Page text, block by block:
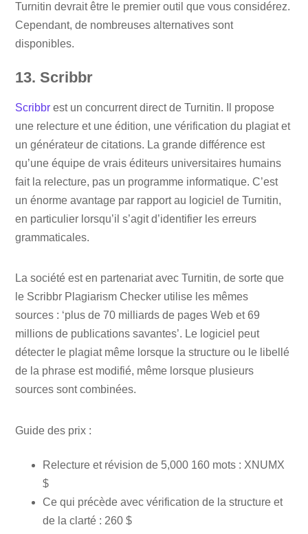
Turnitin devrait être le premier outil que vous considérez.
Cependant, de nombreuses alternatives sont
disponibles.
13. Scribbr
Scribbr est un concurrent direct de Turnitin. Il propose
une relecture et une édition, une vérification du plagiat et
un générateur de citations. La grande différence est
qu’une équipe de vrais éditeurs universitaires humains
fait la relecture, pas un programme informatique. C’est
un énorme avantage par rapport au logiciel de Turnitin,
en particulier lorsqu’il s’agit d’identifier les erreurs
grammaticales.
La société est en partenariat avec Turnitin, de sorte que
le Scribbr Plagiarism Checker utilise les mêmes
sources : ‘plus de 70 milliards de pages Web et 69
millions de publications savantes’. Le logiciel peut
détecter le plagiat même lorsque la structure ou le libellé
de la phrase est modifié, même lorsque plusieurs
sources sont combinées.
Guide des prix :
Relecture et révision de 5,000 160 mots : XNUMX
$
Ce qui précède avec vérification de la structure et
de la clarté : 260 $